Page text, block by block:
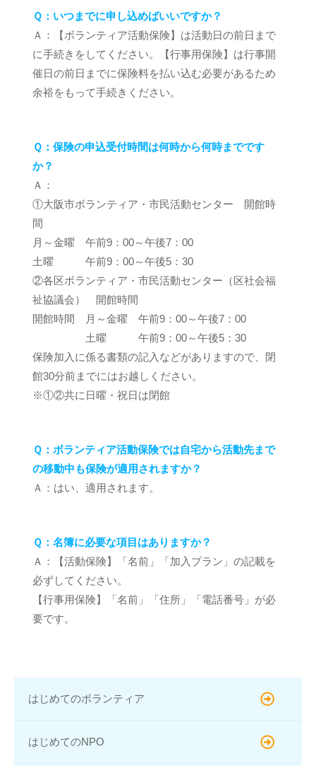
はじめてのボランティア
はじめてのNPO
Ｑ：いつまでに申し込めばいいですか？
Ａ：【ボランティア活動保険】は活動日の前日まで
に手続きをしてください。【行事用保険】は行事開
催日の前日までに保険料を払い込む必要があるため
余裕をもって手続きください。
Ｑ：保険の申込受付時間は何時から何時までです
か？
Ａ：
①大阪市ボランティア・市民活動センター 開館時
間
月～金曜 午前9：00～午後7：00
土曜 午前9：00～午後5：30
②各区ボランティア・市民活動センター（区社会福
祉協議会） 開館時間
開館時間 月～金曜 午前9：00～午後7：00
土曜 午前9：00～午後5：30
保険加入に係る書類の記入などがありますので、閉
館30分前までにはお越しください。
※①②共に日曜・祝日は閉館
Ｑ：ボランティア活動保険では自宅から活動先まで
の移動中も保険が適用されますか？
Ａ：はい、適用されます。
Ｑ：名簿に必要な項目はありますか？
Ａ：【活動保険】「名前」「加入プラン」の記載を
必ずしてください。
【行事用保険】「名前」「住所」「電話番号」が必
要です。